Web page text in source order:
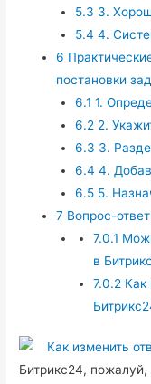
5.3 3.
5.4 4.
6
постановки
6.1 1.
6.2 2.
6.3 3.
6.4 4.
6.55.
7 Вопрос-
7.0.1
в
7.0.2 Как
Битрикс24,